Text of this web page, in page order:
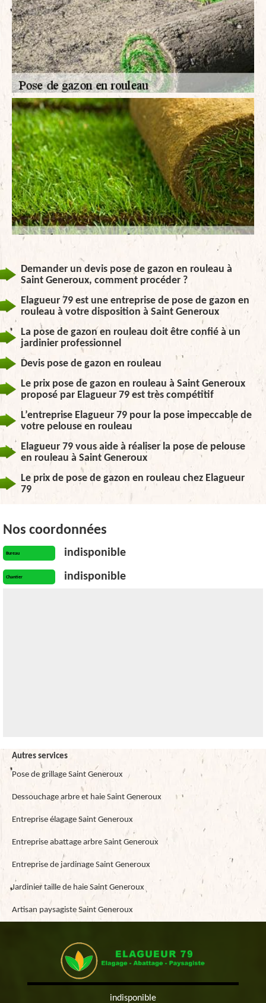
Demander un devis pose de gazon en rouleau à
Saint Generoux, comment procéder ?
Elagueur 79 est une entreprise de pose de gazon en
rouleau à votre disposition à Saint Generoux
La pose de gazon en rouleau doit être confié à un
jardinier professionnel
Devis pose de gazon en rouleau
Le prix pose de gazon en rouleau à Saint Generoux
proposé par Elagueur 79 est très compétitif
L’entreprise Elagueur 79 pour la pose impeccable de
votre pelouse en rouleau
Elagueur 79 vous aide à réaliser la pose de pelouse
en rouleau à Saint Generoux
Le prix de pose de gazon en rouleau chez Elagueur
79
Nos coordonnées
Bureau indisponible
Chantier indisponible
Autres services
Pose de grillage Saint Generoux
Dessouchage arbre et haie Saint Generoux
Entreprise élagage Saint Generoux
Entreprise abattage arbre Saint Generoux
Entreprise de jardinage Saint Generoux
Jardinier taille de haie Saint Generoux
Artisan paysagiste Saint Generoux
indisponible